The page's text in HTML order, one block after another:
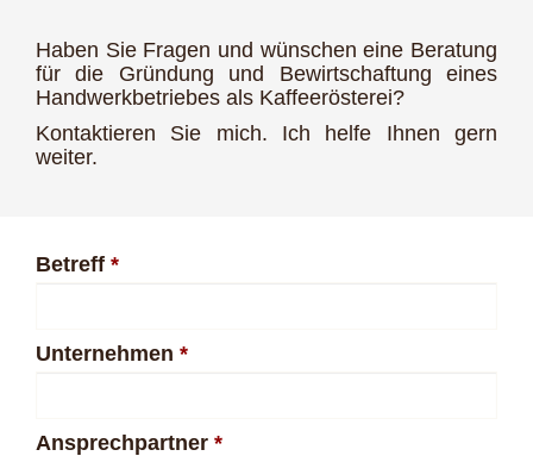
Haben Sie Fragen und wünschen eine Beratung
für die Gründung und Bewirtschaftung eines
Handwerkbetriebes als Kaffeerösterei?
Kontaktieren Sie mich. Ich helfe Ihnen gern
weiter.
Betreff *
Unternehmen *
Ansprechpartner *